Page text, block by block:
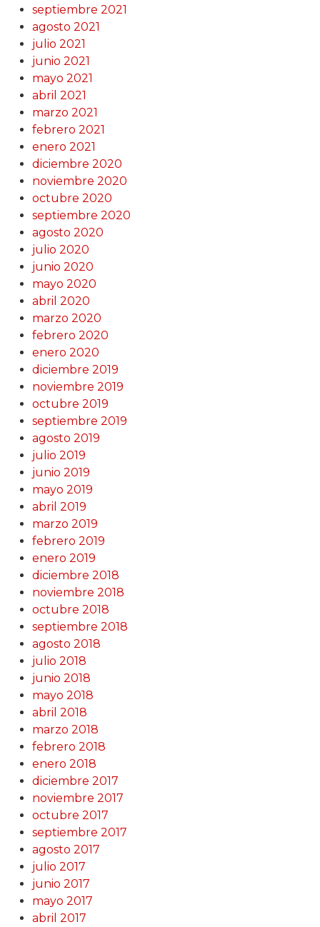
septiembre 2021
agosto 2021
julio 2021
junio 2021
mayo 2021
abril 2021
marzo 2021
febrero 2021
enero 2021
diciembre 2020
noviembre 2020
octubre 2020
septiembre 2020
agosto 2020
julio 2020
junio 2020
mayo 2020
abril 2020
marzo 2020
febrero 2020
enero 2020
diciembre 2019
noviembre 2019
octubre 2019
septiembre 2019
agosto 2019
julio 2019
junio 2019
mayo 2019
abril 2019
marzo 2019
febrero 2019
enero 2019
diciembre 2018
noviembre 2018
octubre 2018
septiembre 2018
agosto 2018
julio 2018
junio 2018
mayo 2018
abril 2018
marzo 2018
febrero 2018
enero 2018
diciembre 2017
noviembre 2017
octubre 2017
septiembre 2017
agosto 2017
julio 2017
junio 2017
mayo 2017
abril 2017